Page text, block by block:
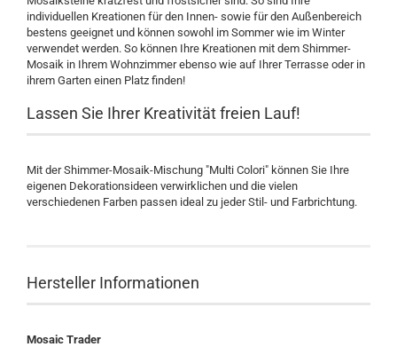
individuellen Kreationen für den Innen- sowie für den Außenbereich
bestens geeignet und können sowohl im Sommer wie im Winter
verwendet werden. So können Ihre Kreationen mit dem Shimmer-
Mosaik in Ihrem Wohnzimmer ebenso wie auf Ihrer Terrasse oder in
ihrem Garten einen Platz finden!
Lassen Sie Ihrer Kreativität freien Lauf!
Mit der Shimmer-Mosaik-Mischung "Multi Colori" können Sie Ihre
eigenen Dekorationsideen verwirklichen und die vielen
verschiedenen Farben passen ideal zu jeder Stil- und Farbrichtung.
Hersteller Informationen
Mosaic Trader